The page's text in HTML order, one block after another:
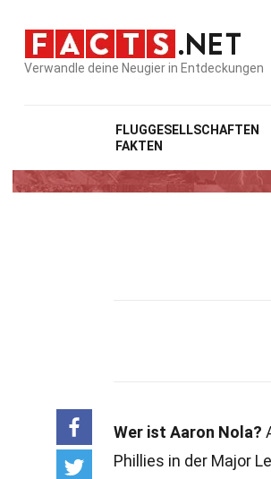
Verwandle deine Neugier in Entdeckungen
FLUGGESELLSCHAFTEN
FAKTEN
Wer ist Aaron Nola?
Phillies in der Major